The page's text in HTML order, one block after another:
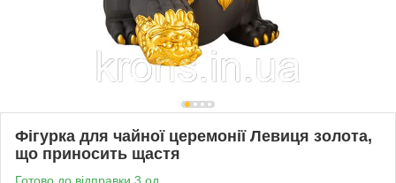
Фігурка для чайної церемонії Левиця золота,
що приносить щастя
Готово до відправки 3 од.